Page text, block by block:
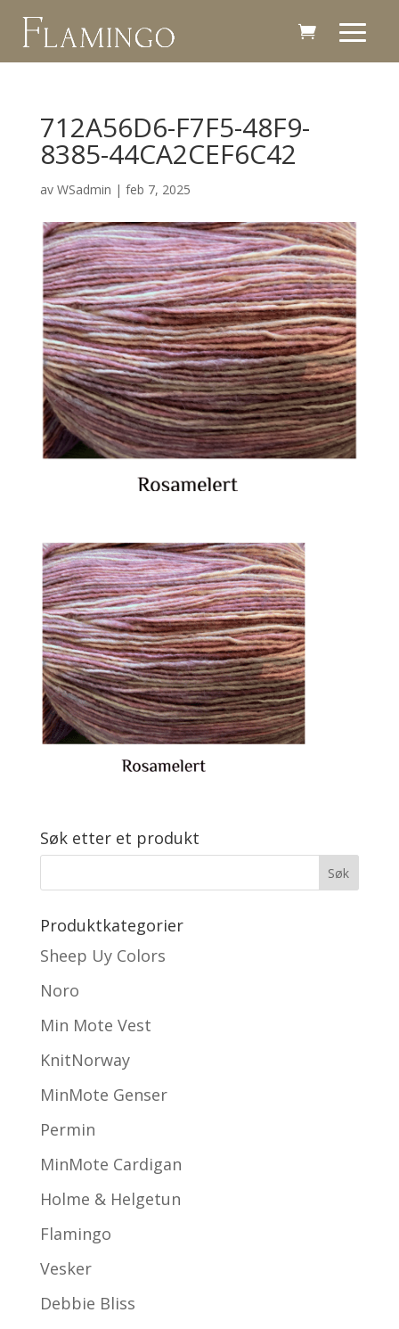
712A56D6-F7F5-48F9-
8385-44CA2CEF6C42
av WSadmin | feb 7, 2025
Søk etter et produkt
Produktkategorier
Sheep Uy Colors
Noro
Min Mote Vest
KnitNorway
MinMote Genser
Permin
MinMote Cardigan
Holme & Helgetun
Flamingo
Vesker
Debbie Bliss